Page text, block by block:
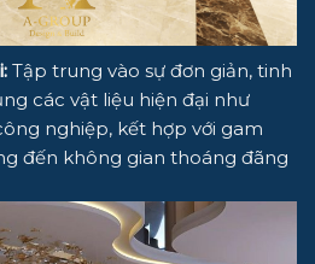
Tập trung vào sự đơn giản, tinh
các vật liệu hiện đại như
nghiệp, kết hợp với gam
đến không gian thoáng đãng